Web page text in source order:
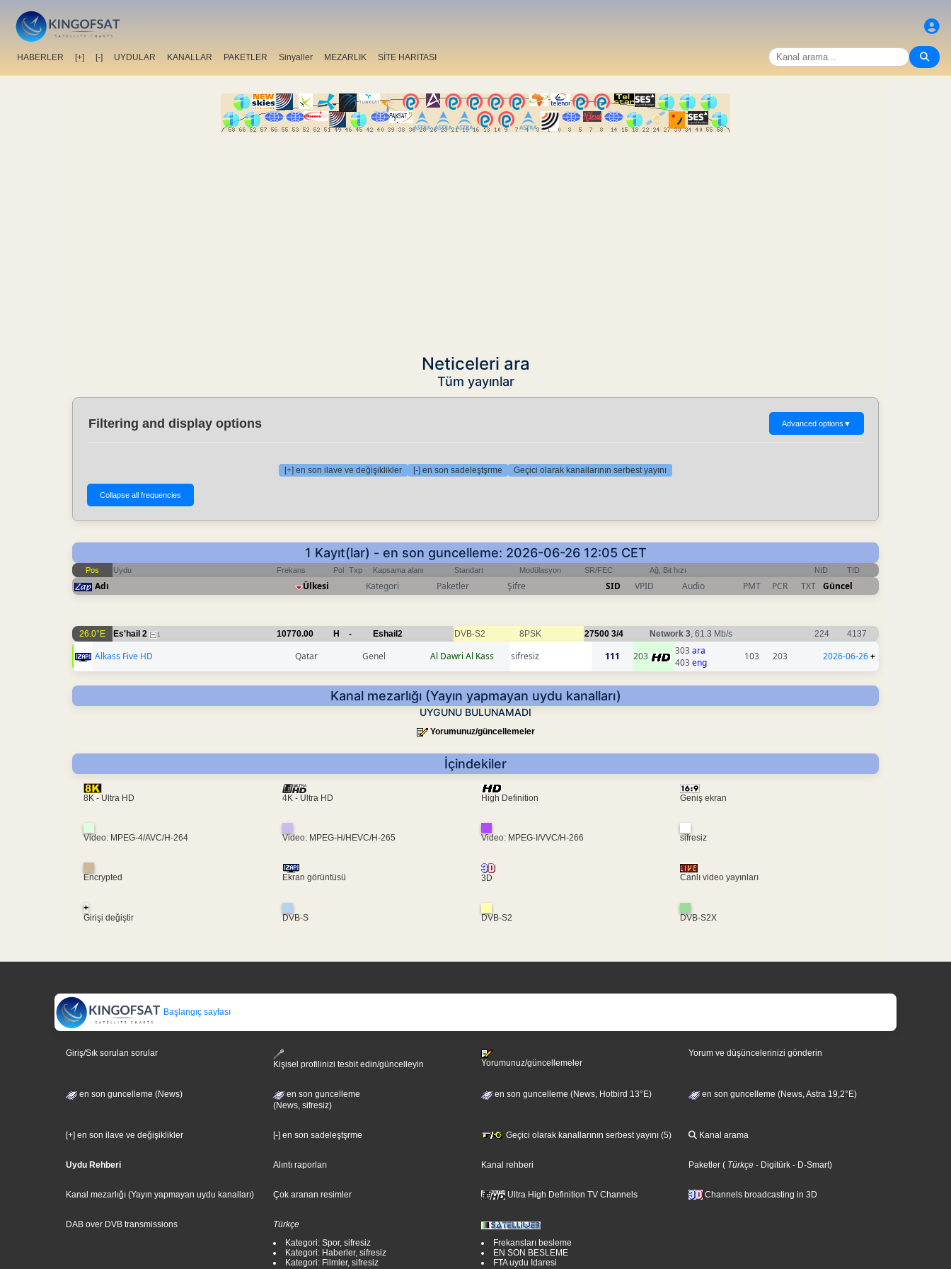
HABERLER [+] [-] UYDULAR KANALLAR PAKETLER Sinyaller MEZARLIK SİTE HARİTASI
Neticeleri ara
Tüm yayınlar
Filtering and display options Advanced options ▼
[+] en son ilave ve değişiklikler [-] en son sadeleştşrme Geçici olarak kanallarının serbest yayını
1 Kayıt(lar) - en son guncelleme: 2026-06-26 12:05 CET
Pos Uydu Frekans Pol Txp Kapsama alanı Standart Modülasyon SR/FEC Ağ, Bit hızı NID TID
Adı Ülkesi Kategori Paketler Şifre SID VPID Audio PMT PCR TXT Güncel
26.0°E Es'hail 2 1 10770.00 H - Eshail2 DVB-S2 8PSK 27500 3/4 Network 3, 61.3 Mb/s 224 4137
Alkass Five HD Qatar Genel Al Dawri Al Kass sifresiz 111 203 303ara
403eng
103 203 2026-06-26+
Kanal mezarlığı (Yayın yapmayan uydu kanalları)
UYGUNU BULUNAMADI
Yorumunuz/güncellemeler
İçindekiler
8K - Ultra HD 4K - Ultra HD High Definition Geniş ekran
Video: MPEG-4/AVC/H-264 Video: MPEG-H/HEVC/H-265 Video: MPEG-I/VVC/H-266 sifresiz
Encrypted Ekran görüntüsü 3D Canlı video yayınları
+
Girişi değiştir
DVB-S DVB-S2 DVB-S2X
Başlangıç sayfası
Giriş/Sık sorulan sorular
Kişisel profilinizi tesbit edin/güncelleyin
Yorumunuz/güncellemeler
Yorum ve düşüncelerinizi gönderin
en son guncelleme (News)
en son guncelleme
(News, sifresiz)
en son guncelleme (News, Hotbird 13°E) en son guncelleme (News, Astra 19,2°E)
[+] en son ilave ve değişiklikler [-] en son sadeleştşrme Geçici olarak kanallarının serbest yayını (5) Kanal arama
Uydu Rehberi Alıntı raporları Kanal rehberi Paketler ( Türkçe - Digitürk - D-Smart)
Kanal mezarlığı (Yayın yapmayan uydu kanalları) Çok aranan resimler Ultra High Definition TV Channels Channels broadcasting in 3D
DAB over DVB transmissions
Türkçe
Kategori: Spor, sifresiz
Kategori: Haberler, sifresiz
Kategori: Filmler, sifresiz
Frekansları besleme
EN SON BESLEME
FTA uydu Idaresi